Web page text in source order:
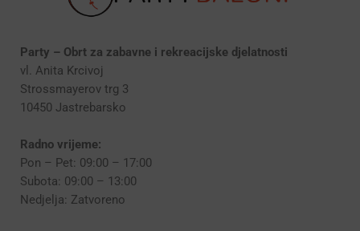
Party – Obrt za zabavne i rekreacijske djelatnosti
vl. Anita Krcivoj
Strossmayerov trg 3
10450 Jastrebarsko
Radno vrijeme:
Pon – Pet: 09:00 – 17:00
Subota: 09:00 – 13:00
Nedjelja: Zatvoreno